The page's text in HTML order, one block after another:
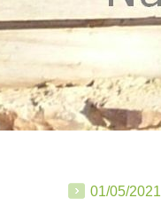
01/05/2021